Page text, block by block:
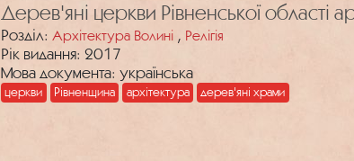
Дерев'яні церкви Рівненської області
Розділ: Архітектура Волині , Релігія
Рік видання: 2017
Мова документа: українська
церкви Рівненщина архітектура дерев'яні храми